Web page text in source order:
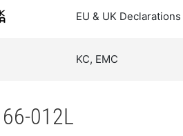
EU & UK
KC, EMC
012L